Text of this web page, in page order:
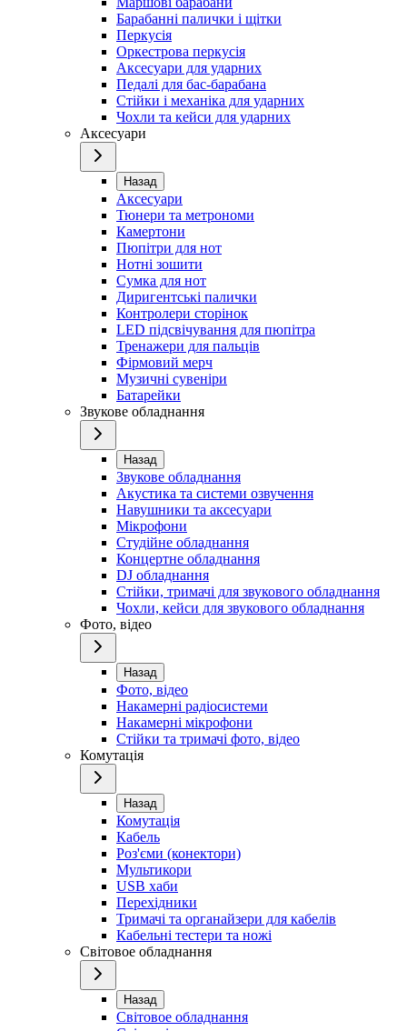
Барабанні палички і щітки
Перкусія
Оркестрова перкусія
Аксесуари для ударних
Педалі для бас-барабана
Стійки і механіка для ударних
Чохли та кейси для ударних
Аксесуари
Назад
Аксесуари
Тюнери та метрономи
Камертони
Пюпітри для нот
Нотні зошити
Сумка для нот
Диригентські палички
Контролери сторінок
LED підсвічування для пюпітра
Тренажери для пальців
Фірмовий мерч
Музичні сувеніри
Батарейки
Звукове обладнання
Назад
Звукове обладнання
Акустика та системи озвучення
Навушники та аксесуари
Мікрофони
Студійне обладнання
Концертне обладнання
DJ обладнання
Стійки, тримачі для звукового обладнання
Чохли, кейси для звукового обладнання
Фото, відео
Назад
Фото, відео
Накамерні радіосистеми
Накамерні мікрофони
Стійки та тримачі фото, відео
Комутація
Назад
Комутація
Кабель
Роз'єми (конектори)
Мультикори
USB хаби
Перехідники
Тримачі та органайзери для кабелів
Кабельні тестери та ножі
Світовое обладнання
Назад
Світовое обладнання